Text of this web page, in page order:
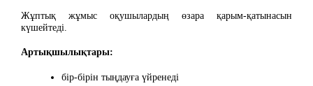
Жұптық жұмыс оқушылардың өзара қарым-қатынасын
күшейтеді.
Артықшылықтары:
бір-бірін тыңдауға үйренеді